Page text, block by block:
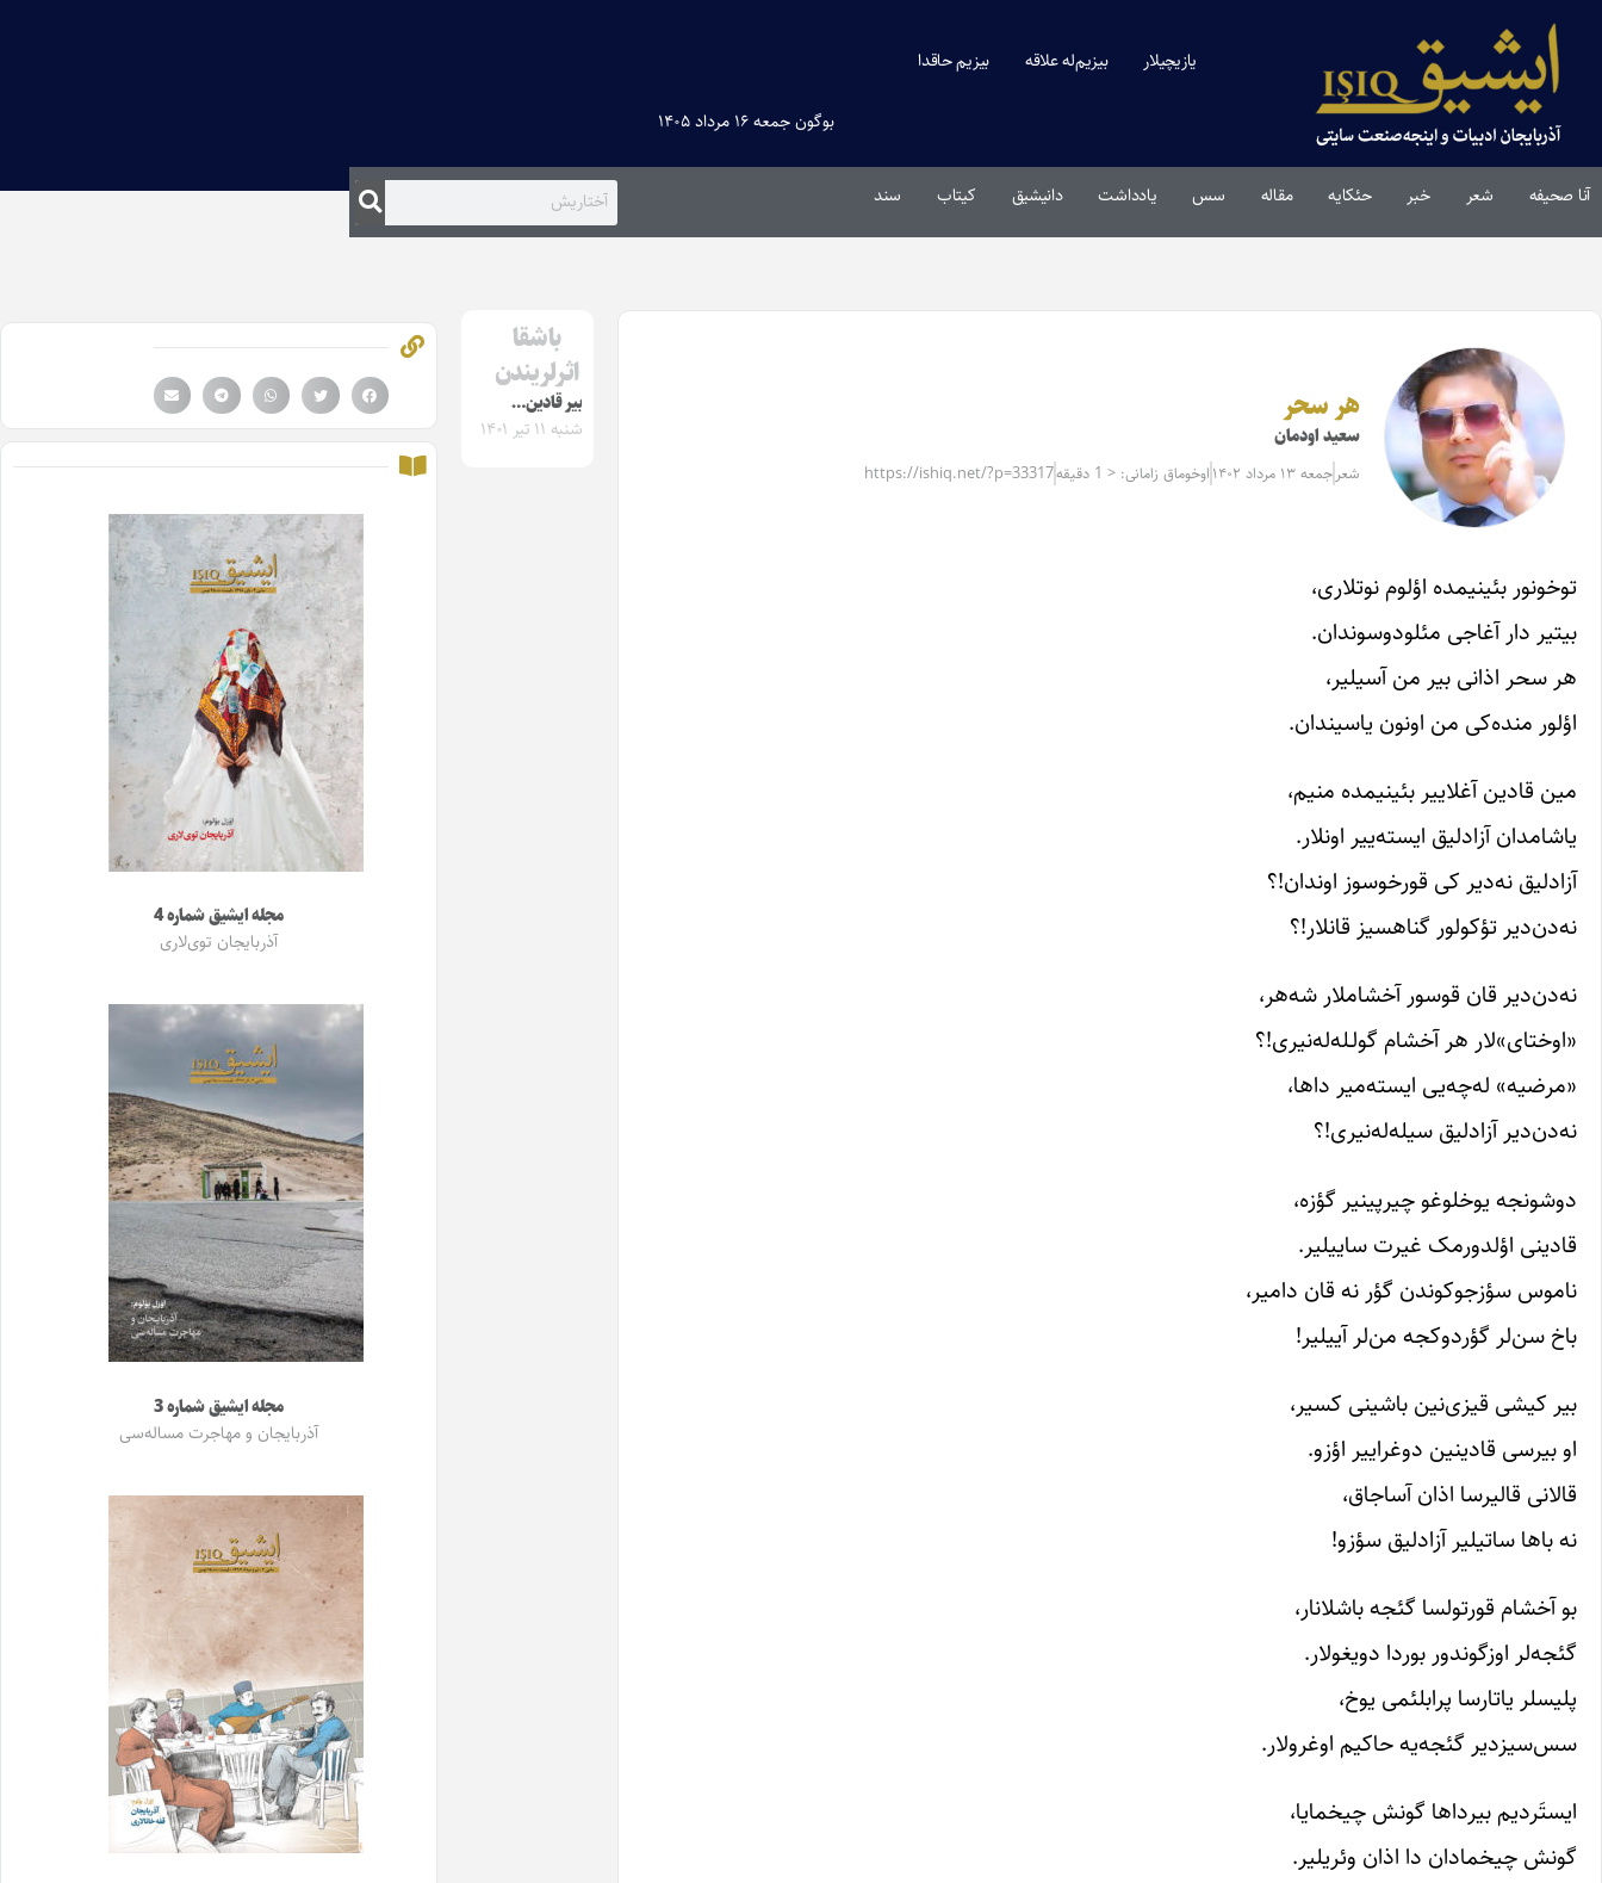
یازیچیلار بیزیم‌له علاقه بیزیم حاقدا
بوگون جمعه ۱۶ مرداد ۱۴۰۵
آنا صحیفه شعر خبر حئکایه مقاله‌ سس یادداشت دانیشیق کیتاب سند
هر سحر
سعید اودمان
شعر جمعه ۱۳ مرداد ۱۴۰۲ اوخوماق زامانی: < 1 دقیقه https://ishiq.net/?p=33317
توخونور بئینیمده اؤلوم نوتلاری،
بیتیر دار آغاجی مئلودوسوندان.
هر سحر اذانی بیر من آسیلیر،
اؤلور منده‌کی من اونون یاسیندان.
مین قادین آغلاییر بئینیمده منیم،
یاشامدان آزادلیق ایسته‌ییر اونلار.
آزادلیق نه‌دیر کی قورخوسوز اوندان!؟
نه‌دن‌دیر تؤکولور گناهسیز قانلار!؟
نه‌دن‌دیر قان قوسور آخشاملار شه‌هر،
«اوختای»‌لار هر آخشام گولـله‌له‌نیری!؟
«مرضیه» له‌چه‌یی ایسته‌میر داها،
نه‌دن‌دیر آزادلیق سیله‌له‌نیری!؟
دوشونجه یوخلوغو چیرپینیر گؤزه،
قادینی اؤلدورمک غیرت ساییلیر.
ناموس سؤزجوکوندن گؤر نه قان دامیر،
باخ سن‌لر گؤردوکجه من‌لر آییلیر!
بیر کیشی قیزی‌نین باشینی کسیر،
او بیرسی قادینین دوغراییر اؤزو.
قالانی قالیرسا اذان آساجاق،
نه باها ساتیلیر آزادلیق سؤزو!
بو آخشام قورتولسا گئجه باشلانار،
گئجه‌لر اوزگوندور بوردا دویغولار.
پلیسلر یاتارسا پرابلئمی یوخ،
سس‌سیزدیر گئجه‌یه حاکیم اوغرولار.
ایستَردیم بیرداها گونش چیخمایا،
گونش چیخمادان دا اذان وئریلیر.
باشقا
اثرلریندن
بیر قادین…
شنبه ۱۱ تیر ۱۴۰۱
مجله ایشیق شماره 4
آذربایجان توی‌لاری
مجله ایشیق شماره 3
آذربایجان و مهاجرت مساله‌سی